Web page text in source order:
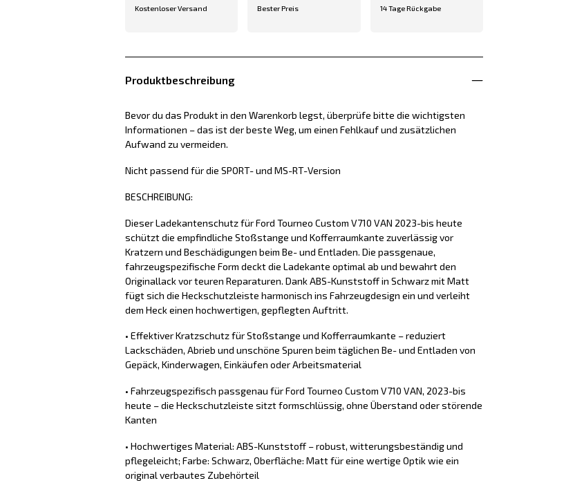
Kostenloser Versand Bester Preis 14 Tage Rückgabe
Produktbeschreibung
Bevor du das Produkt in den Warenkorb legst, überprüfe bitte die wichtigsten
Informationen – das ist der beste Weg, um einen Fehlkauf und zusätzlichen
Aufwand zu vermeiden.
Nicht passend für die SPORT- und MS-RT-Version
BESCHREIBUNG:
Dieser Ladekantenschutz für Ford Tourneo Custom V710 VAN 2023-bis heute
schützt die empfindliche Stoßstange und Kofferraumkante zuverlässig vor
Kratzern und Beschädigungen beim Be- und Entladen. Die passgenaue,
fahrzeugspezifische Form deckt die Ladekante optimal ab und bewahrt den
Originallack vor teuren Reparaturen. Dank ABS-Kunststoff in Schwarz mit Matt
fügt sich die Heckschutzleiste harmonisch ins Fahrzeugdesign ein und verleiht
dem Heck einen hochwertigen, gepflegten Auftritt.
• Effektiver Kratzschutz für Stoßstange und Kofferraumkante – reduziert
Lackschäden, Abrieb und unschöne Spuren beim täglichen Be- und Entladen von
Gepäck, Kinderwagen, Einkäufen oder Arbeitsmaterial
• Fahrzeugspezifisch passgenau für Ford Tourneo Custom V710 VAN, 2023-bis
heute – die Heckschutzleiste sitzt formschlüssig, ohne Überstand oder störende
Kanten
• Hochwertiges Material: ABS-Kunststoff – robust, witterungsbeständig und
pflegeleicht; Farbe: Schwarz, Oberfläche: Matt für eine wertige Optik wie ein
original verbautes Zubehörteil